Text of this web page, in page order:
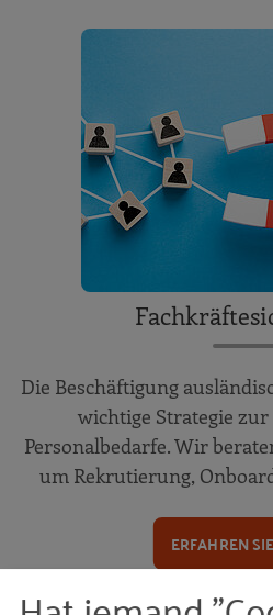
Die Beschäftigung
wichtige Strategie
Personalbedarfe. Wir
um Rekrutierung,
ERFAHREN